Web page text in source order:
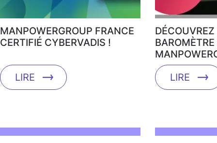
MANPOWERGROUP FRANCE
CERTIFIÉ CYBERVADIS !
LIRE
DÉCOUVREZ
LIRE